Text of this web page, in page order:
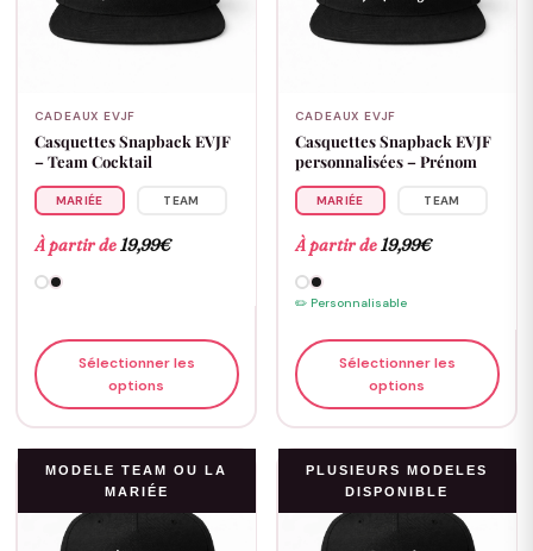
CADEAUX EVJF
Casquettes Snapback EVJF
– Team Cocktail
MARIÉE TEAM
À partir de19,99€
Sélectionner les
options
CADEAUX EVJF
Casquettes Snapback EVJF
personnalisées – Prénom
MARIÉE TEAM
À partir de19,99€
✏️ Personnalisable
Sélectionner les
options
MODELE TEAM OU LA
MARIÉE
PLUSIEURS MODELES
DISPONIBLE